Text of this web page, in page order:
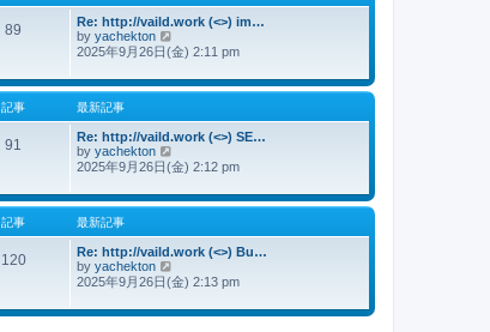
89
Re: http://vaild.work (<>) im…
by yachekton
新
事
2025年9月26日(金) 2:11 pm
記事 最新記事
91
Re: http://vaild.work (<>) SE…
by yachekton
新
事
2025年9月26日(金) 2:12 pm
記事 最新記事
120
Re: http://vaild.work (<>) Bu…
by yachekton
新
事
2025年9月26日(金) 2:13 pm